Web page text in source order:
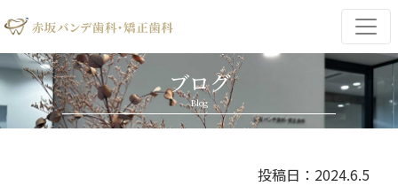
ブログ
Blog
投稿日：2024.6.5